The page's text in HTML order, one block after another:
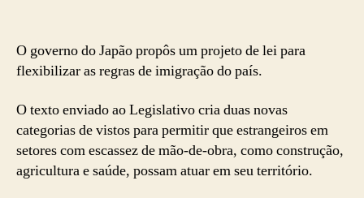
O governo do Japão propôs um projeto de lei para
flexibilizar as regras de imigração do país.
O texto enviado ao Legislativo cria duas novas
categorias de vistos para permitir que estrangeiros em
setores com escassez de mão-de-obra, como construção,
agricultura e saúde, possam atuar em seu território.